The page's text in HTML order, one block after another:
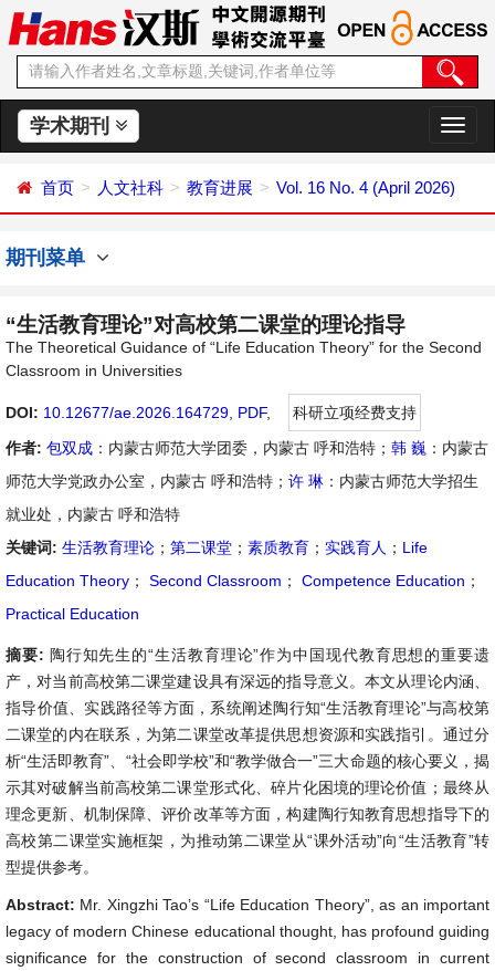
学术期刊
切
换
航
首页 人文社科 教育进展 Vol. 16 No. 4 (April 2026)
期刊菜单
“生活教育理论”对高校第二课堂的理论指导
The Theoretical Guidance of “Life Education Theory” for the Second
Classroom in Universities
DOI: 10.12677/ae.2026.164729 PDF,
科研立项经费支持
作者: 包双成 ：内蒙古师范大学团委，内蒙古 呼和浩特； 韩 巍 ：内蒙古
师范大学党政办公室，内蒙古 呼和浩特； 许 琳 ：内蒙古师范大学招生
就业处，内蒙古 呼和浩特
关键词: 生活教育理论 ； 第二课堂 ； 素质教育 ； 实践育人 ； Life
Education Theory ； Second Classroom ； Competence Education ；
Practical Education
摘要: 陶行知先生的“生活教育理论”作为中国现代教育思想的重要遗
产，对当前高校第二课堂建设具有深远的指导意义。本文从理论内涵、
指导价值、实践路径等方面，系统阐述陶行知“生活教育理论”与高校第
二课堂的内在联系，为第二课堂改革提供思想资源和实践指引。通过分
析“生活即教育”、“社会即学校”和“教学做合一”三大命题的核心要义，揭
示其对破解当前高校第二课堂形式化、碎片化困境的理论价值；最终从
理念更新、机制保障、评价改革等方面，构建陶行知教育思想指导下的
高校第二课堂实施框架，为推动第二课堂从“课外活动”向“生活教育”转
型提供参考。
Abstract: Mr. Xingzhi Tao’s “Life Education Theory”, as an important
legacy of modern Chinese educational thought, has profound guiding
significance for the construction of second classroom in current